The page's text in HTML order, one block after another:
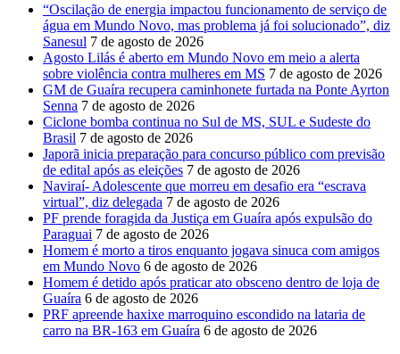
“Oscilação de energia impactou funcionamento de serviço de
água em Mundo Novo, mas problema já foi solucionado”, diz
Sanesul 7 de agosto de 2026
Agosto Lilás é aberto em Mundo Novo em meio a alerta
sobre violência contra mulheres em MS 7 de agosto de 2026
GM de Guaíra recupera caminhonete furtada na Ponte Ayrton
Senna 7 de agosto de 2026
Ciclone bomba continua no Sul de MS, SUL e Sudeste do
Brasil 7 de agosto de 2026
Japorã inicia preparação para concurso público com previsão
de edital após as eleições 7 de agosto de 2026
Naviraí- Adolescente que morreu em desafio era “escrava
virtual”, diz delegada 7 de agosto de 2026
PF prende foragida da Justiça em Guaíra após expulsão do
Paraguai 7 de agosto de 2026
Homem é morto a tiros enquanto jogava sinuca com amigos
em Mundo Novo 6 de agosto de 2026
Homem é detido após praticar ato obsceno dentro de loja de
Guaíra 6 de agosto de 2026
PRF apreende haxixe marroquino escondido na lataria de
carro na BR-163 em Guaíra 6 de agosto de 2026